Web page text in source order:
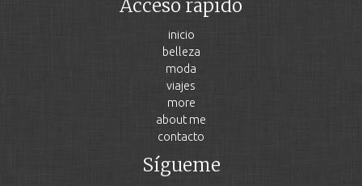
Acceso rápido
inicio
belleza
moda
viajes
more
about me
contacto
Sígueme